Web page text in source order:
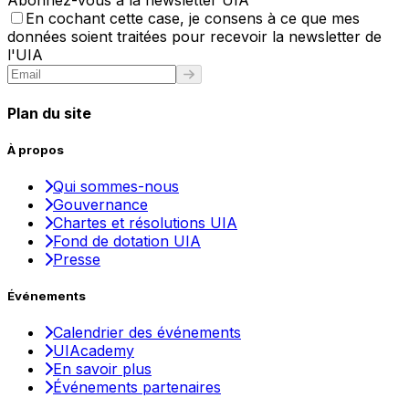
En cochant cette case, je consens à ce que mes
données soient traitées pour recevoir la newsletter de
l'UIA
Plan du site
À propos
Qui sommes-nous
Gouvernance
Chartes et résolutions UIA
Fond de dotation UIA
Presse
Événements
Calendrier des événements
UIAcademy
En savoir plus
Événements partenaires